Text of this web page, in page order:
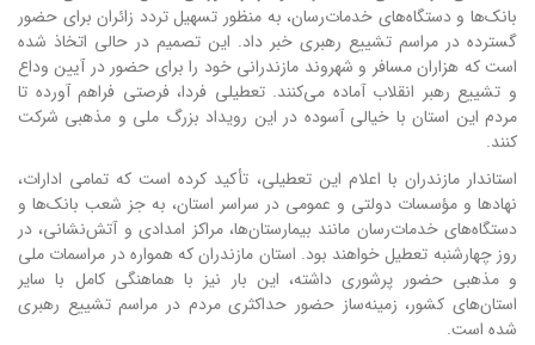
بانک‌ها و دستگاه‌های خدمات‌رسان، به منظور تسهیل تردد زائران برای حضور
گسترده در مراسم تشییع رهبری خبر داد. این تصمیم در حالی اتخاذ شده
است که هزاران مسافر و شهروند مازندرانی خود را برای حضور در آیین وداع
و تشییع رهبر انقلاب آماده می‌کنند. تعطیلی فردا، فرصتی فراهم آورده تا
مردم این استان با خیالی آسوده در این رویداد بزرگ ملی و مذهبی شرکت
کنند.
استاندار مازندران با اعلام این تعطیلی، تأکید کرده است که تمامی ادارات،
نهادها و مؤسسات دولتی و عمومی در سراسر استان، به جز شعب بانک‌ها و
دستگاه‌های خدمات‌رسان مانند بیمارستان‌ها، مراکز امدادی و آتش‌نشانی، در
روز چهارشنبه تعطیل خواهند بود. استان مازندران که همواره در مراسمات ملی
و مذهبی حضور پرشوری داشته، این بار نیز با هماهنگی کامل با سایر
استان‌های کشور، زمینه‌ساز حضور حداکثری مردم در مراسم تشییع رهبری
شده است.